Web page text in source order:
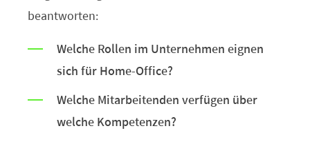
beantworten:
Welche Rollen im Unternehmen eignen
sich für Home-Office?
Welche Mitarbeitenden verfügen über
welche Kompetenzen?